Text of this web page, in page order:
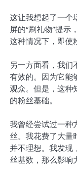
这让我想起了一个
屏的“刷礼物”提示
这种情况下，即使
另一方面看，我们
有效的。因为它能
观众。但是，这种
的粉丝基础。
我曾经尝试过一种
丝。我花费了大量
并不理想。我发现
丝基数，那么影响